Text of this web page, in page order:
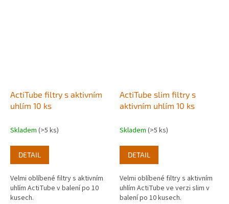
ActiTube filtry s aktivním
uhlím 10 ks
Skladem (>5 ks)
DETAIL
Velmi oblíbené filtry s aktivním
uhlím ActiTube v balení po 10
kusech.
ActiTube slim filtry s
aktivním uhlím 10 ks
Skladem (>5 ks)
DETAIL
Velmi oblíbené filtry s aktivním
uhlím ActiTube ve verzi slim v
balení po 10 kusech.